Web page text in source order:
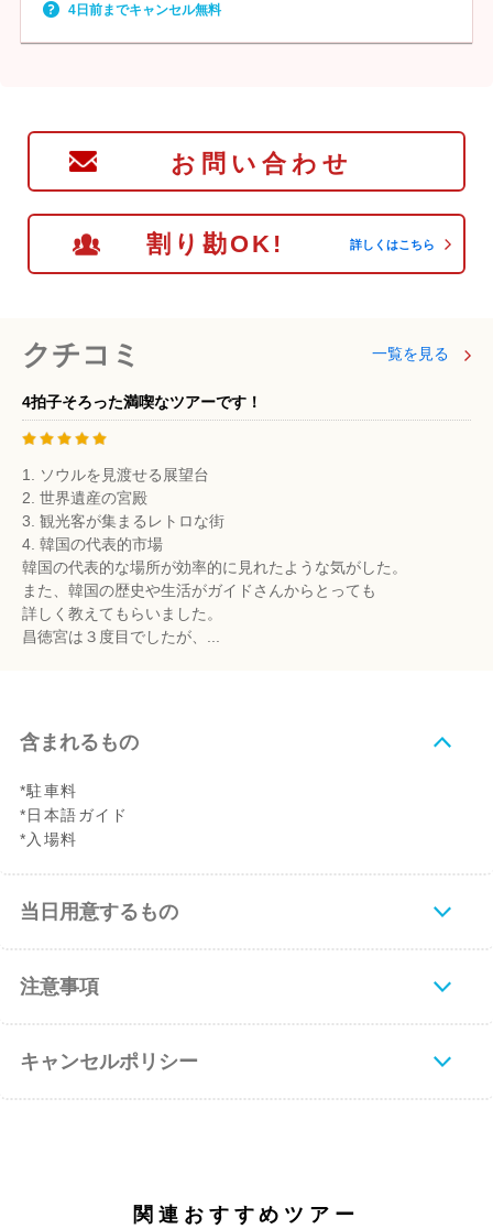
4日前までキャンセル無料
お問い合わせ
割り勘OK! 詳しくはこちら
クチコミ 一覧を見る
4拍子そろった満喫なツアーです！
1. ソウルを見渡せる展望台
2. 世界遺産の宮殿
3. 観光客が集まるレトロな街
4. 韓国の代表的市場
韓国の代表的な場所が効率的に見れたような気がした。
また、韓国の歴史や生活がガイドさんからとっても
詳しく教えてもらいました。
昌徳宮は３度目でしたが、...
含まれるもの
*駐車料
*日本語ガイド
*入場料
当日用意するもの
注意事項
キャンセルポリシー
関連おすすめツアー